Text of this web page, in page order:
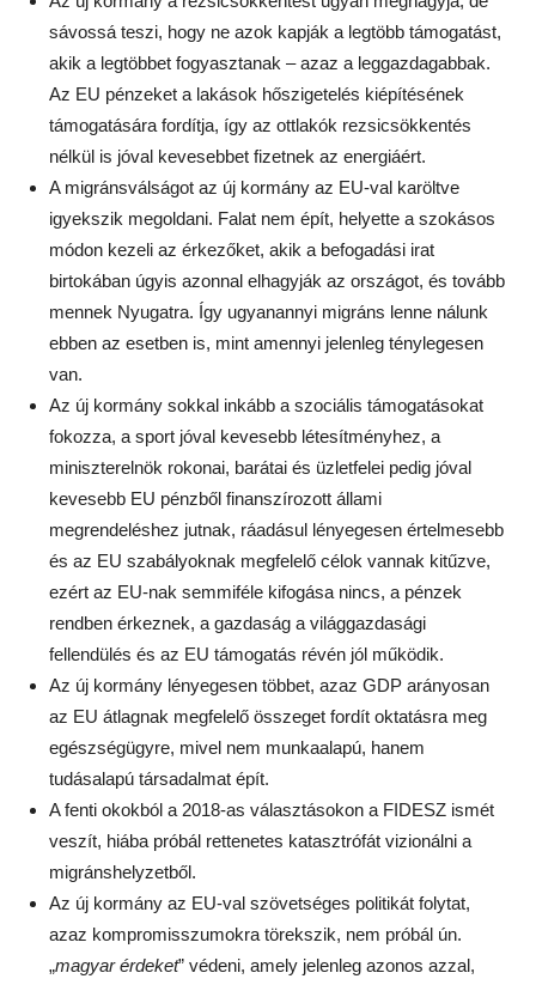
sávossá teszi, hogy ne azok kapják a legtöbb támogatást,
akik a legtöbbet fogyasztanak – azaz a leggazdagabbak.
Az EU pénzeket a lakások hőszigetelés kiépítésének
támogatására fordítja, így az ottlakók rezsicsökkentés
nélkül is jóval kevesebbet fizetnek az energiáért.
A migránsválságot az új kormány az EU-val karöltve
igyekszik megoldani. Falat nem épít, helyette a szokásos
módon kezeli az érkezőket, akik a befogadási irat
birtokában úgyis azonnal elhagyják az országot, és tovább
mennek Nyugatra. Így ugyanannyi migráns lenne nálunk
ebben az esetben is, mint amennyi jelenleg ténylegesen
van.
Az új kormány sokkal inkább a szociális támogatásokat
fokozza, a sport jóval kevesebb létesítményhez, a
miniszterelnök rokonai, barátai és üzletfelei pedig jóval
kevesebb EU pénzből finanszírozott állami
megrendeléshez jutnak, ráadásul lényegesen értelmesebb
és az EU szabályoknak megfelelő célok vannak kitűzve,
ezért az EU-nak semmiféle kifogása nincs, a pénzek
rendben érkeznek, a gazdaság a világgazdasági
fellendülés és az EU támogatás révén jól működik.
Az új kormány lényegesen többet, azaz GDP arányosan
az EU átlagnak megfelelő összeget fordít oktatásra meg
egészségügyre, mivel nem munkaalapú, hanem
tudásalapú társadalmat épít.
A fenti okokból a 2018-as választásokon a FIDESZ ismét
veszít, hiába próbál rettenetes katasztrófát vizionálni a
migránshelyzetből.
Az új kormány az EU-val szövetséges politikát folytat,
azaz kompromisszumokra törekszik, nem próbál ún.
„magyar érdeket” védeni, amely jelenleg azonos azzal,